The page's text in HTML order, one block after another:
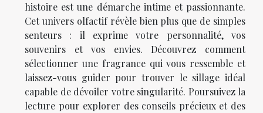
histoire est une démarche intime et passionnante.
Cet univers olfactif révèle bien plus que de simples
senteurs : il exprime votre personnalité, vos
souvenirs et vos envies. Découvrez comment
sélectionner une fragrance qui vous ressemble et
laissez-vous guider pour trouver le sillage idéal
capable de dévoiler votre singularité. Poursuivez la
lecture pour explorer des conseils précieux et des